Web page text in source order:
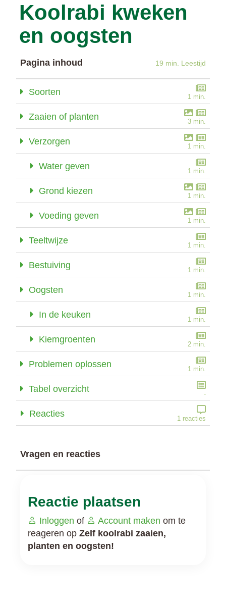
Koolrabi kweken
en oogsten
Pagina inhoud 19 min. Leestijd
Soorten 1 min.
Zaaien of planten 3 min.
Verzorgen 1 min.
Water geven 1 min.
Grond kiezen 1 min.
Voeding geven 1 min.
Teeltwijze 1 min.
Bestuiving 1 min.
Oogsten 1 min.
In de keuken 1 min.
Kiemgroenten 2 min.
Problemen oplossen 1 min.
Tabel overzicht -
Reacties 1 reacties
Vragen en reacties
Reactie plaatsen
Inloggen of Account maken om te
reageren op Zelf koolrabi zaaien,
planten en oogsten!